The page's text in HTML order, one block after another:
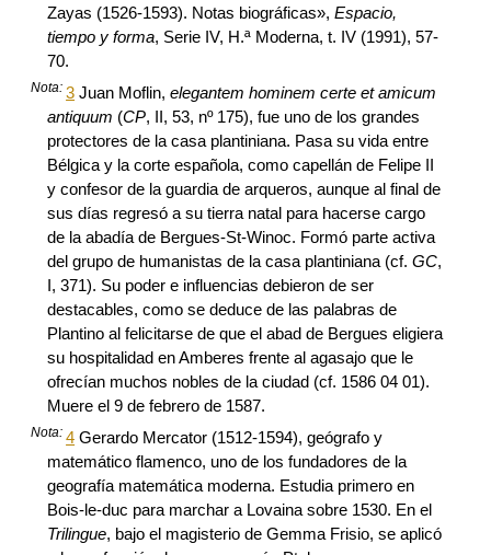
Zayas (1526-1593). Notas biográficas», Espacio,
tiempo y forma, Serie IV, H.ª Moderna, t. IV (1991), 57-
70.
Nota:3 Juan Moflin,elegantem hominem certe et amicum
antiquum (CP, II, 53, nº 175), fue uno de los grandes
protectores de la casa plantiniana. Pasa su vida entre
Bélgica y la corte española, como capellán de Felipe II
y confesor de la guardia de arqueros, aunque al final de
sus días regresó a su tierra natal para hacerse cargo
de la abadía de Bergues-St-Winoc. Formó parte activa
del grupo de humanistas de la casa plantiniana (cf. GC,
I, 371). Su poder e influencias debieron de ser
destacables, como se deduce de las palabras de
Plantino al felicitarse de que el abad de Bergues eligiera
su hospitalidad en Amberes frente al agasajo que le
ofrecían muchos nobles de la ciudad (cf. 1586 04 01).
Muere el 9 de febrero de 1587.
Nota: 4 Gerardo Mercator (1512-1594), geógrafo y
matemático flamenco, uno de los fundadores de la
geografía matemática moderna. Estudia primero en
Bois-le-duc para marchar a Lovaina sobre 1530. En el
Trilingue, bajo el magisterio de Gemma Frisio, se aplicó